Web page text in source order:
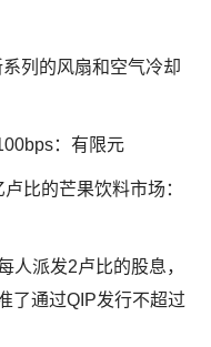
列的风扇和空气冷却
：有限元
比的芒果饮料市场：
人派发2卢比的股息，
了通过QIP发行不超过